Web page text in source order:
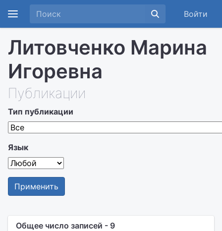
Войти
Литовченко Марина
Игоревна
Публикации
Тип публикации
Язык
Применить
Общее число записей - 9